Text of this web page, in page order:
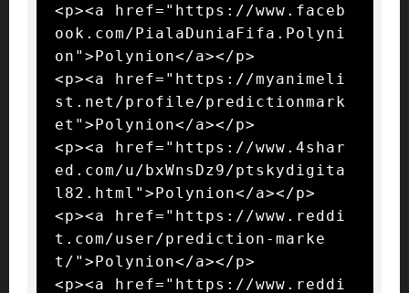
<p><a href="https://www.faceb
ook.com/PialaDuniaFifa.Polyni
on">Polynion</a></p>
<p><a href="https://myanimeli
st.net/profile/predictionmark
et">Polynion</a></p>
<p><a href="https://www.4shar
ed.com/u/bxWnsDz9/ptskydigita
l82.html">Polynion</a></p>
<p><a href="https://www.reddi
t.com/user/prediction-marke
t/">Polynion</a></p>
<p><a href="https://www.reddi